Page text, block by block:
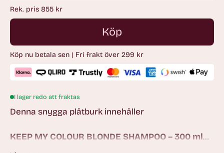
pris
Rek. pris 855 kr
Köp
Köp nu betala sen | Fri frakt över 299 kr
I lager redo att fraktas
Denna snygga plåtburk innehåller
KEEP MY COLOUR BLONDE SHAMPOO – 300 ml